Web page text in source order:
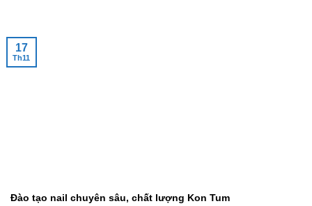
Đào tạo nail chuyên sâu, chất lượng Kon Tum
17
Th11